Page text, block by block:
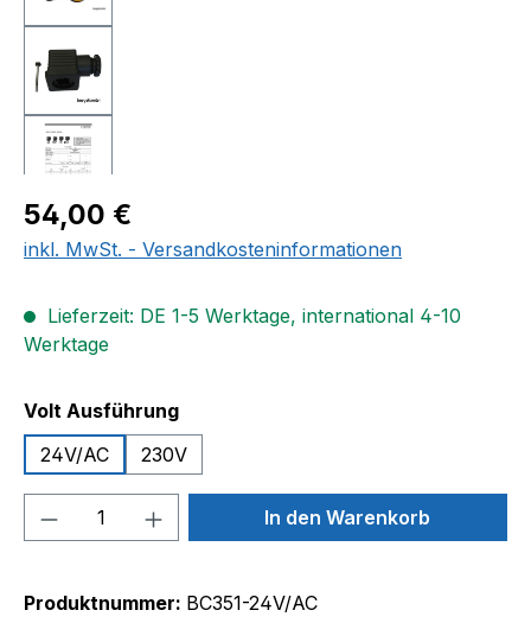
Regulärer Preis:
54,00 €
inkl. MwSt. - Versandkosteninformationen
Lieferzeit: DE 1-5 Werktage, international 4-10
Werktage
Volt Ausführungauswählen
24V/AC
230V
Produkt Anzahl: Gib denIn den Warenkorb
Produktnummer: BC351-24V/AC